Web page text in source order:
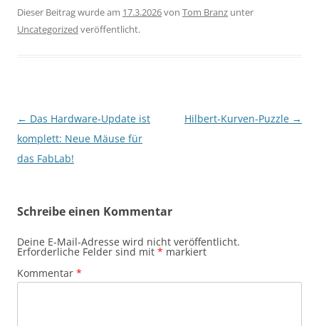
Dieser Beitrag wurde am 17.3.2026von Tom Branz unter
Uncategorized veröffentlicht.
Beitragsnavigation
← Das Hardware-Update ist
komplett: Neue Mäuse für
das FabLab!
Hilbert-Kurven-Puzzle →
Schreibe einen Kommentar
Deine E-Mail-Adresse wird nicht veröffentlicht.
Erforderliche Felder sind mit * markiert
Kommentar *